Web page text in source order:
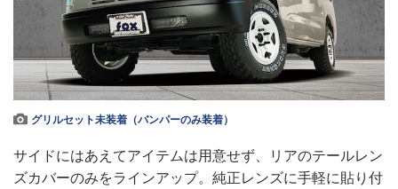
グリルセット未装着（バンパーのみ装着）
サイドにはあえてアイテムは用意せず、リアのテールレン
ズカバーのみをラインアップ。純正レンズに手軽に貼り付